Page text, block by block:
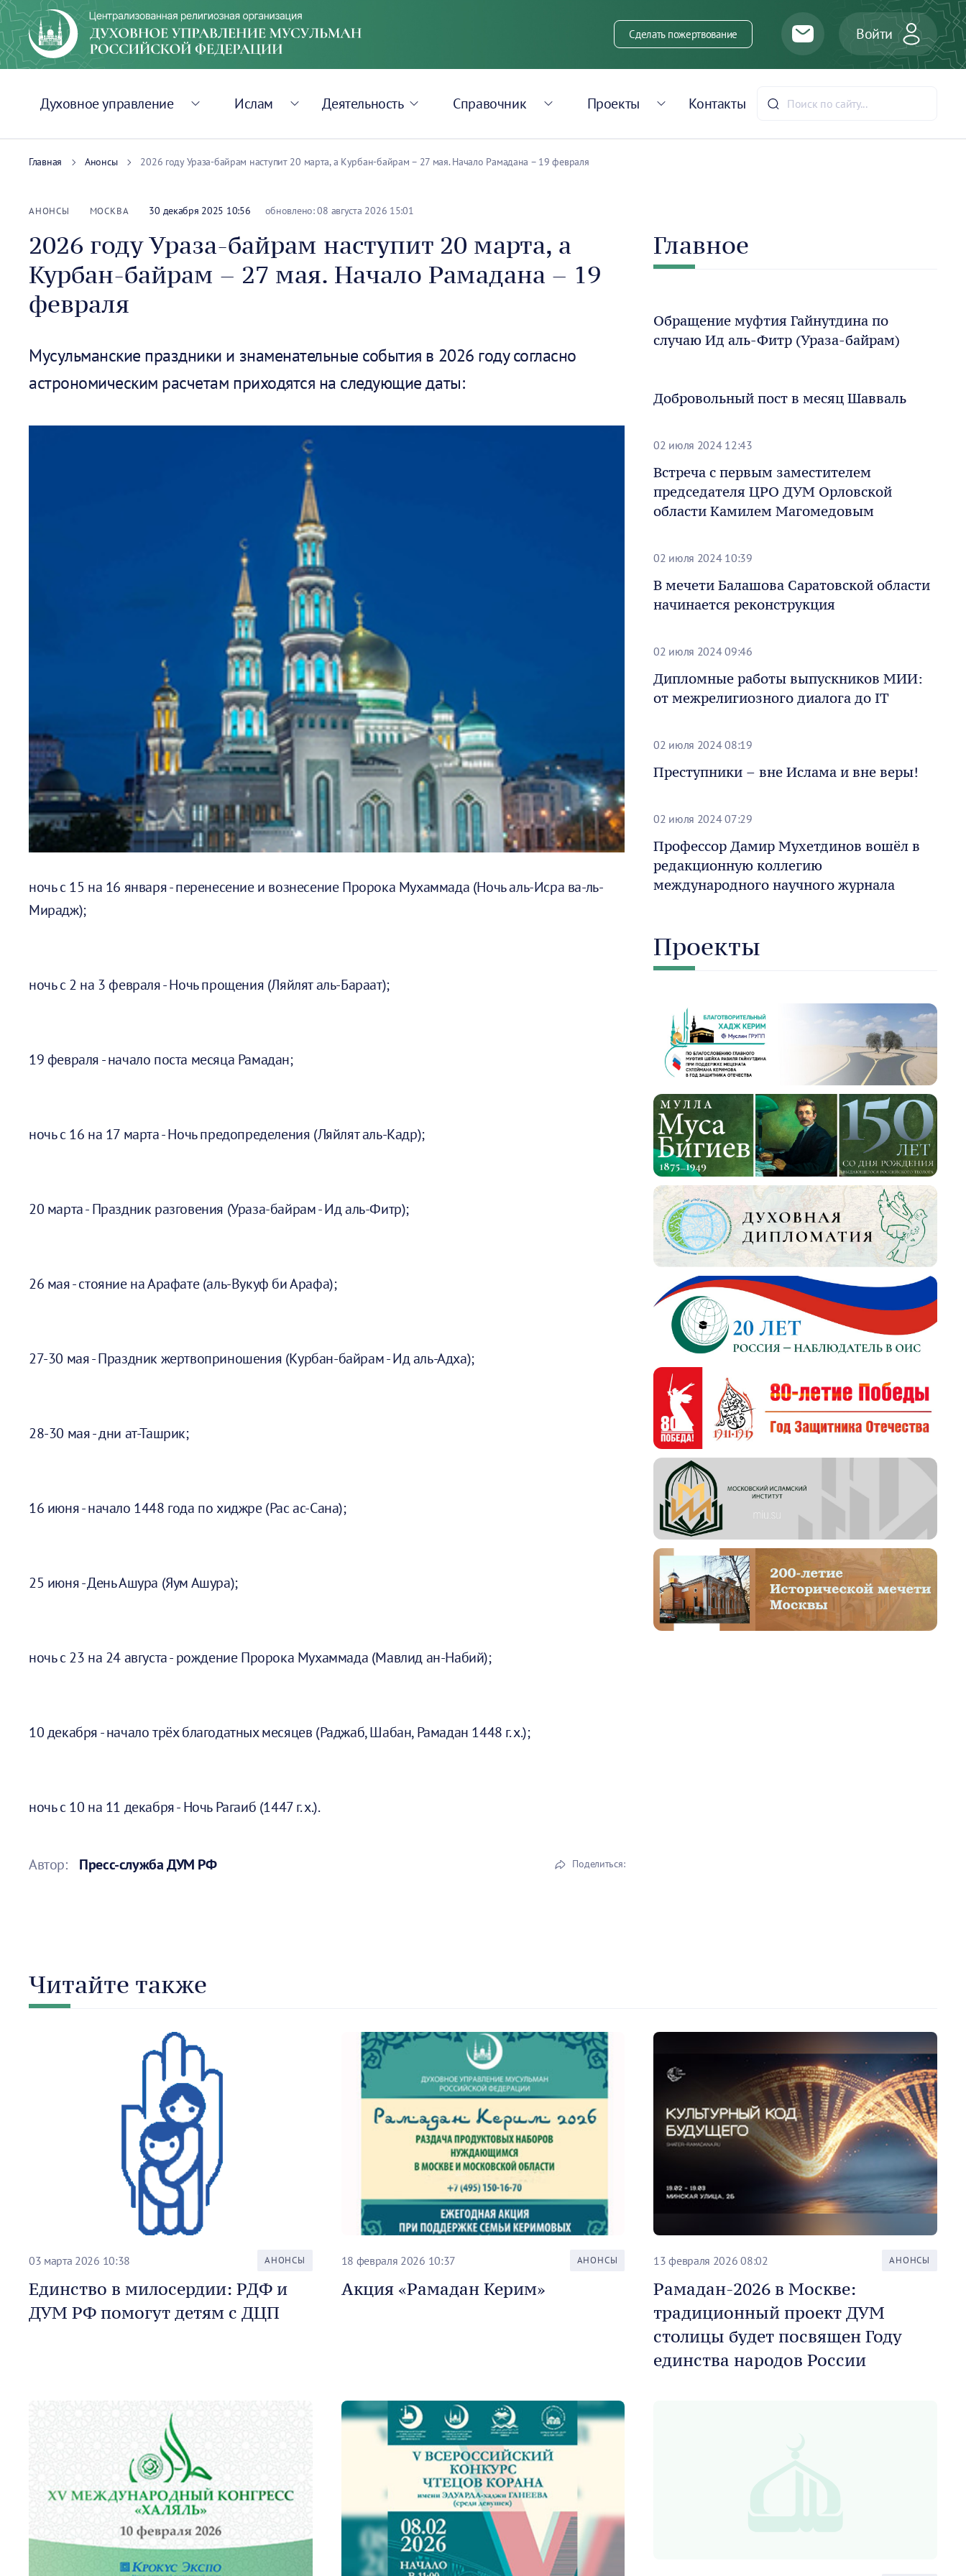
Сделать пожертвование Войти
Духовное управление Ислам Деятельность Справочник Проекты Контакты
Главная Анонсы 2026 году Ураза-байрам наступит 20 марта, а Курбан-байрам – 27 мая. Начало Рамадана – 19 февраля
АНОНСЫ МОСКВА 30 декабря 2025 10:56 обновлено: 08 августа 2026 15:01
2026 году Ураза-байрам наступит 20 марта, а
Курбан-байрам – 27 мая. Начало Рамадана – 19
февраля
Мусульманские праздники и знаменательные события в 2026 году согласно
астрономическим расчетам приходятся на следующие даты:
ночь с 15 на 16 января - перенесение и вознесение Пророка Мухаммада (Ночь аль-Исра ва-ль-
Мирадж);
ночь с 2 на 3 февраля - Ночь прощения (Ляйлят аль-Бараат);
19 февраля - начало поста месяца Рамадан;
ночь с 16 на 17 марта - Ночь предопределения (Ляйлят аль-Кадр);
20 марта - Праздник разговения (Ураза-байрам - Ид аль-Фитр);
26 мая - стояние на Арафате (аль-Вукуф би Арафа);
27-30 мая - Праздник жертвоприношения (Курбан-байрам - Ид аль-Адха);
28-30 мая - дни ат-Ташрик;
16 июня - начало 1448 года по хиджре (Рас ас-Сана);
25 июня - День Ашура (Яум Ашура);
ночь с 23 на 24 августа - рождение Пророка Мухаммада (Мавлид ан-Набий);
10 декабря - начало трёх благодатных месяцев (Раджаб, Шабан, Рамадан 1448 г. х.);
ночь с 10 на 11 декабря - Ночь Рагаиб (1447 г. х.).
Автор: Пресс-служба ДУМ РФ Поделиться:
Главное
Обращение муфтия Гайнутдина по
случаю Ид аль-Фитр (Ураза-байрам)
Добровольный пост в месяц Шавваль
02 июля 2024 12:43
Встреча с первым заместителем
председателя ЦРО ДУМ Орловской
области Камилем Магомедовым
02 июля 2024 10:39
В мечети Балашова Саратовской области
начинается реконструкция
02 июля 2024 09:46
Дипломные работы выпускников МИИ:
от межрелигиозного диалога до IT
02 июля 2024 08:19
Преступники – вне Ислама и вне веры!
02 июля 2024 07:29
Профессор Дамир Мухетдинов вошёл в
редакционную коллегию
международного научного журнала
Проекты
Читайте также
03 марта 2026 10:38 АНОНСЫ
Единство в милосердии: РДФ и
ДУМ РФ помогут детям с ДЦП
18 февраля 2026 10:37 АНОНСЫ
Акция «Рамадан Керим»
13 февраля 2026 08:02 АНОНСЫ
Рамадан-2026 в Москве:
традиционный проект ДУМ
столицы будет посвящен Году
единства народов России